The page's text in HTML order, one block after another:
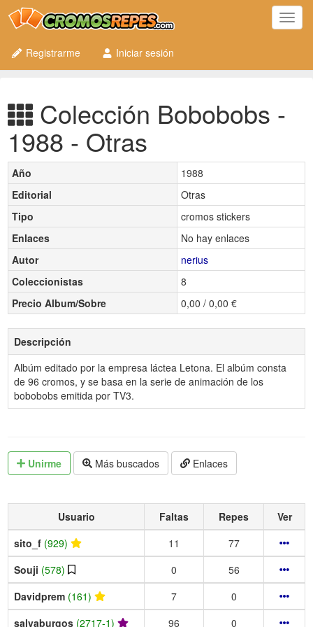
Registrarme
Iniciar sesión
Colección Bobobobs -
1988 - Otras
Año
1988
Editorial
Otras
Tipo
cromos stickers
Enlaces
No hay enlaces
Autor
nerius
Coleccionistas
8
Precio Album/Sobre
0,00 / 0,00 €
Descripción
Albúm editado por la empresa láctea Letona. El albúm consta
de 96 cromos, y se basa en la serie de animación de los
bobobobs emitida por TV3.
Unirme Más buscados Enlaces
Usuario Faltas Repes
Ver
sito_f (929) 11
77
Souji (578) 0
56
Davidprem (161) 7
0
salvaburgos (2717-1) 96 0